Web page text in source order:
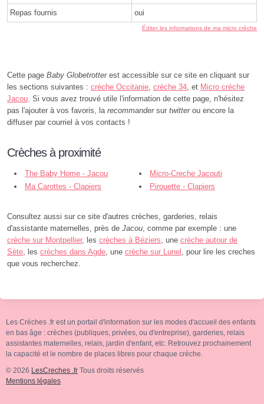
Repas fournis oui
Éditer les informations de ma micro crèche
Cette page Baby Globetrotterest accessible sur ce site en cliquant sur
les sections suivantes : crèche Occitanie crèche 34 , et Micro crèche
Jacou . Si vous avez trouvé utile l'information de cette page, n'hésitez
pas l'ajouter à vos favoris, la recommandersur twitterou encore la
diffuser par courriel à vos contacts !
Crèches à proximité
The Baby Home - Jacou
Micro-Creche Jacouti
Ma Carottes - Clapiers
Pirouette - Clapiers
Consultez aussi sur ce site d'autres crèches, garderies, relais
d'assistante maternelles, près de Jacou , comme par exemple : une
crèche sur Montpellier, les crèches à Béziers , une crèche autour de
Sète , les crèches dans Agde , une crèche sur Lunel , pour lire les creches
que vous recherchez.
Les Crèches .fr est un portail d'information sur les modes d'accueil des enfants
en bas âge : crèches (publiques, privées, ou d'entreprise), garderies, relais
assistantes maternelles, relais, jardin d'enfant, etc. Retrouvez prochainement
la capacité et le nombre de places libres pour chaque crèche.
© 2026 LesCreches .fr Tous droits réservés
Mentions légales